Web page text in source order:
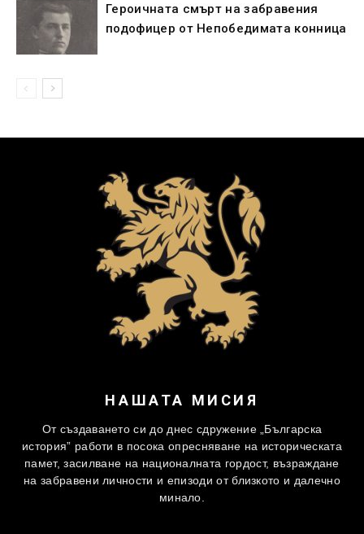
Героичната смърт на забравения
подофицер от Непобедимата конница
НАШАТА МИСИЯ
От създаването си до днес сдружение „Българска
история” работи в посока опресняване на историческата
памет, засилване на националната гордост, възраждане
на забравени личности и епизоди от близкото и далечно
минало.